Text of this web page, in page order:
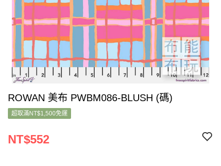
ROWAN 美布 PWBM086-BLUSH (碼)
超取滿NT$1,500免運
NT$552